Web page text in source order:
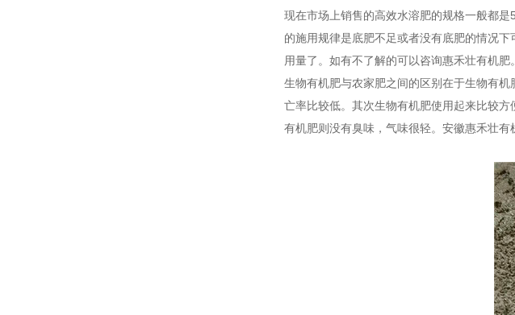
现在市场上销售的高效水溶肥的规格一般都
的施用规律是底肥不足或者没有底肥的情况
用量了。如有不了解的可以咨询惠禾壮有机肥。
生物有机肥与农家肥之间的区别在于生物有
亡率比较低。其次生物有机肥使用起来比较
有机肥则没有臭味，气味很轻。安徽惠禾壮